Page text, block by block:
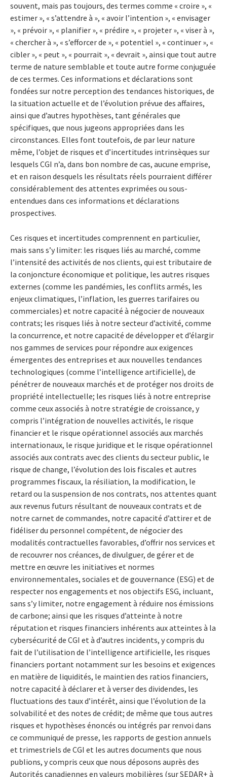
souvent, mais pas toujours, des termes comme « croire », «
estimer », « s’attendre à », « avoir l’intention », « envisager
», « prévoir », « planifier », « prédire », « projeter », « viser à »,
« chercher à », « s’efforcer de », « potentiel », « continuer », «
cibler », « peut », « pourrait », « devrait », ainsi que tout autre
terme de nature semblable et toute autre forme conjuguée
de ces termes. Ces informations et déclarations sont
fondées sur notre perception des tendances historiques, de
la situation actuelle et de l’évolution prévue des affaires,
ainsi que d’autres hypothèses, tant générales que
spécifiques, que nous jugeons appropriées dans les
circonstances. Elles font toutefois, de par leur nature
même, l’objet de risques et d’incertitudes intrinsèques sur
lesquels CGI n’a, dans bon nombre de cas, aucune emprise,
et en raison desquels les résultats réels pourraient différer
considérablement des attentes exprimées ou sous-
entendues dans ces informations et déclarations
prospectives.
Ces risques et incertitudes comprennent en particulier,
mais sans s’y limiter: les risques liés au marché, comme
l’intensité des activités de nos clients, qui est tributaire de
la conjoncture économique et politique, les autres risques
externes (comme les pandémies, les conflits armés, les
enjeux climatiques, l’inflation, les guerres tarifaires ou
commerciales) et notre capacité à négocier de nouveaux
contrats; les risques liés à notre secteur d’activité, comme
la concurrence, et notre capacité de développer et d’élargir
nos gammes de services pour répondre aux exigences
émergentes des entreprises et aux nouvelles tendances
technologiques (comme l’intelligence artificielle), de
pénétrer de nouveaux marchés et de protéger nos droits de
propriété intellectuelle; les risques liés à notre entreprise
comme ceux associés à notre stratégie de croissance, y
compris l’intégration de nouvelles activités, le risque
financier et le risque opérationnel associés aux marchés
internationaux, le risque juridique et le risque opérationnel
associés aux contrats avec des clients du secteur public, le
risque de change, l’évolution des lois fiscales et autres
programmes fiscaux, la résiliation, la modification, le
retard ou la suspension de nos contrats, nos attentes quant
aux revenus futurs résultant de nouveaux contrats et de
notre carnet de commandes, notre capacité d’attirer et de
fidéliser du personnel compétent, de négocier des
modalités contractuelles favorables, d’offrir nos services et
de recouvrer nos créances, de divulguer, de gérer et de
mettre en œuvre les initiatives et normes
environnementales, sociales et de gouvernance (ESG) et de
respecter nos engagements et nos objectifs ESG, incluant,
sans s’y limiter, notre engagement à réduire nos émissions
de carbone; ainsi que les risques d’atteinte à notre
réputation et risques financiers inhérents aux atteintes à la
cybersécurité de CGI et à d’autres incidents, y compris du
fait de l’utilisation de l’intelligence artificielle, les risques
financiers portant notamment sur les besoins et exigences
en matière de liquidités, le maintien des ratios financiers,
notre capacité à déclarer et à verser des dividendes, les
fluctuations des taux d’intérêt, ainsi que l’évolution de la
solvabilité et des notes de crédit; de même que tous autres
risques et hypothèses énoncés ou intégrés par renvoi dans
ce communiqué de presse, les rapports de gestion annuels
et trimestriels de CGI et les autres documents que nous
publions, y compris ceux que nous déposons auprès des
Autorités canadiennes en valeurs mobilières (sur SEDAR+ à